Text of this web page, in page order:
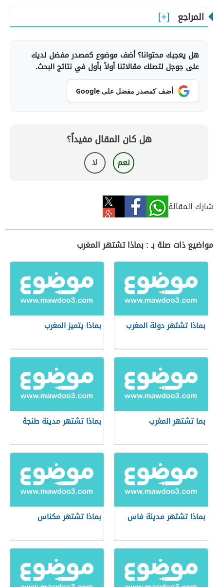
المراجع
هل يعجبك محتوانا؟ أضف موضوع كمصدر مفضل لديك
على جوجل لتصلك مقالاتنا أولاً بأول في نتائج البحث.
أضف كمصدر مفضل على Google
هل كان المقال مفيداً؟
نعم لا
شارك المقالة
مواضيع ذات صلة بـ : بماذا تشتهر المغرب
بماذا تشتهر دولة المغرب بماذا يتميز المغرب
بما تشتهر المغرب بماذا تشتهر مدينة طنجة
بماذا تشتهر مدينة فاس بماذا تشتهر مكناس